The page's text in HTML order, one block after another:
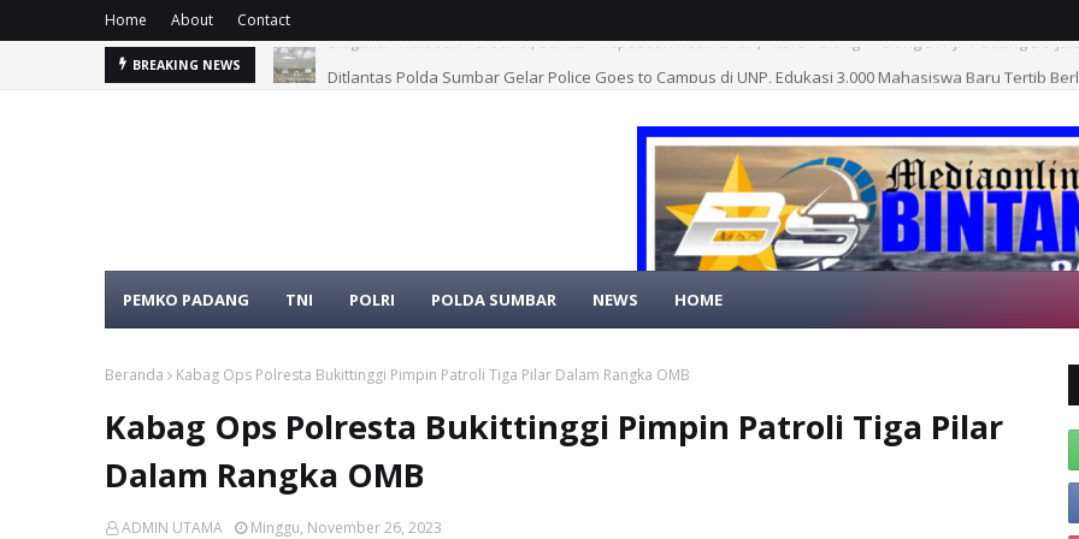
Home About Contact
BREAKING NEWS
SELAMAT
PEMKO PADANG TNI POLRI POLDA SUMBAR NEWS HOME
Beranda Kabag Ops Polresta Bukittinggi Pimpin Patroli Tiga Pilar Dalam Rangka OMB
Kabag Ops Polresta Bukittinggi Pimpin Patroli Tiga Pilar
Dalam Rangka OMB
ADMIN UTAMA Minggu, November 26, 2023